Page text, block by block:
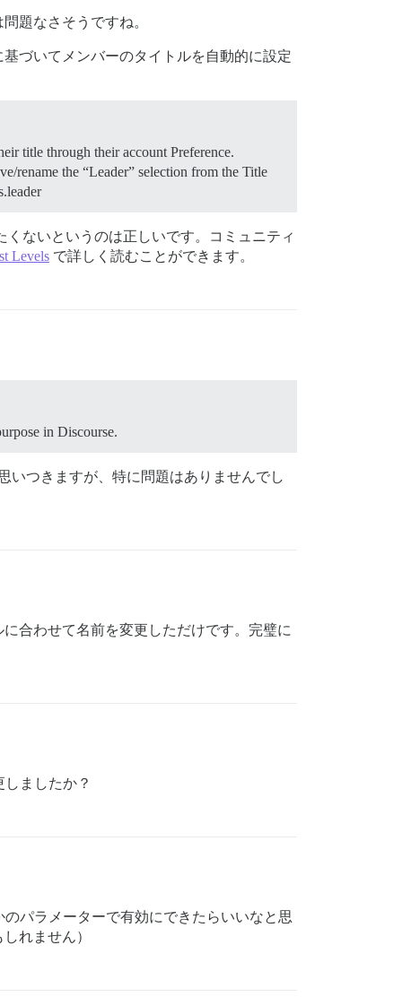
題なさそうですね。
づいてメンバーのタイトルを自動的に設定
title through their account Preference.
rename the “Leader” selection from the Title
ないというのは正しいです。コミュニティ
Levels で詳しく読むことができます。
in Discourse.
いつきますが、特に問題はありませんでし
合わせて名前を変更しただけです。完璧に
ましたか？
パラメーターで有効にできたらいいなと思
れません）